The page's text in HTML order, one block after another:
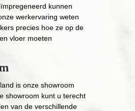
kunnen
werkervaring weten
precies hoe ze op de
vloer moeten
is onze showroom
showroom kunt u terecht
van de verschillende